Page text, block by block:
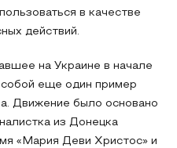
в качестве
действий.
на Украине в начале
еще один пример
Движение было основано
из Донецка
«Мария Деви Христос» и